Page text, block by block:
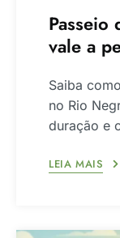
vale a
Saiba
no Rio
duração e
LEIA MAIS